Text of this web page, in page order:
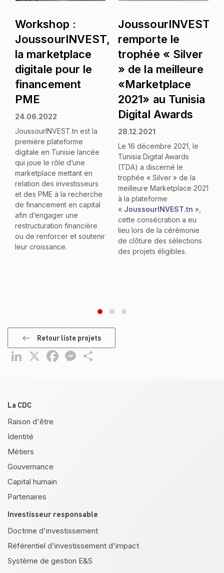
Workshop :
JoussourINVEST,
la marketplace
digitale pour le
financement
PME
24.06.2022
JoussourINVEST.tn est la
première plateforme
digitale en Tunisie lancée
qui joue le rôle d’une
marketplace mettant en
relation des investisseurs
et des PME à la recherche
de financement en capital
afin d’engager une
restructuration financière
ou de renforcer et soutenir
leur croissance.
JoussourINVEST
remporte le
trophée « Silver
» de la meilleure
«Marketplace
2021» au Tunisia
Digital Awards
28.12.2021
Le 16 décembre 2021, le
Tunisia Digital Awards
(TDA) a discerné le
trophée « Silver » de la
meilleure Marketplace 2021
à la plateforme
« JoussourINVEST.tn »,
cette consécration a eu
lieu lors de la cérémonie
de clôture des sélections
des projets éligibles.
Retour liste projets
LinkedIn
X FacebookMessenger
Pied de page
La CDC
Raison d'être
Identité
Métiers
Gouvernance
Capital humain
Partenaires
Investisseur responsable
Doctrine d'investissement
Référentiel d'investissement d'impact
Système de gestion E&S